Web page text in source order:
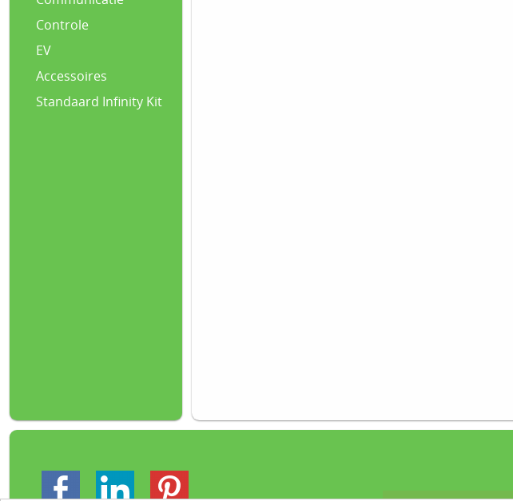
Controle
EV
Accessoires
Standaard Infinity Kit